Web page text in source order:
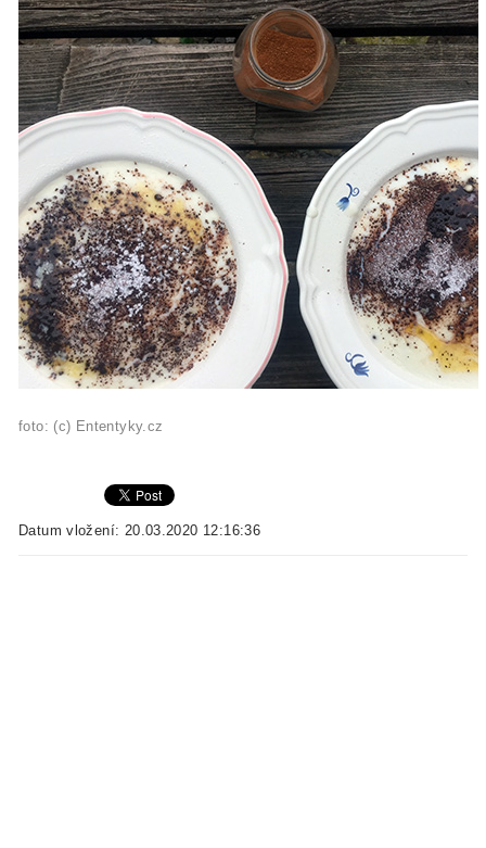
foto: (c) Ententyky.cz
Datum vložení: 20.03.2020 12:16:36